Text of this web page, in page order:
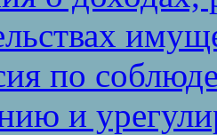
по
и